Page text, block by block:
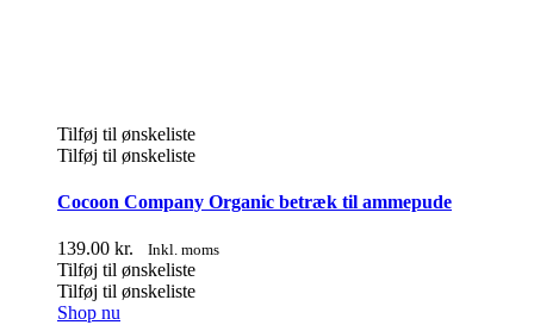
Tilføj til ønskeliste
Tilføj til ønskeliste
Cocoon Company Organic betræk til ammepude
139.00 kr. Inkl. moms
Tilføj til ønskeliste
Tilføj til ønskeliste
Shop nu